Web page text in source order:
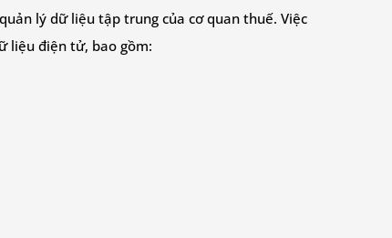
lý dữ liệu tập trung của cơ quan thuế. Việc
liệu điện tử, bao gồm: